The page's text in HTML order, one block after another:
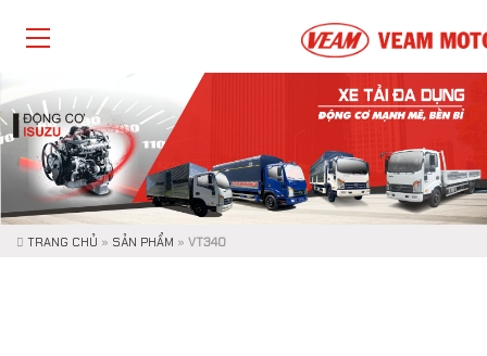
TRANG CHỦ » SẢN PHẨM » VT340